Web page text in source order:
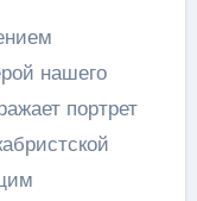
нашего
портрет